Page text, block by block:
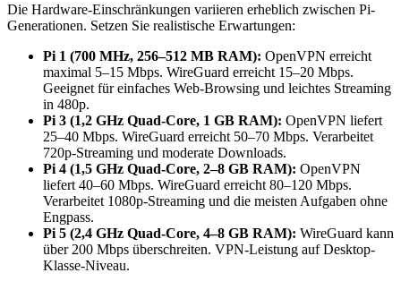
Die Hardware-Einschränkungen variieren erheblich zwischen Pi-
Generationen. Setzen Sie realistische Erwartungen:
Pi 1 (700 MHz, 256–512 MB RAM): OpenVPN erreicht
maximal 5–15 Mbps. WireGuard erreicht 15–20 Mbps.
Geeignet für einfaches Web-Browsing und leichtes Streaming
in 480p.
Pi 3 (1,2 GHz Quad-Core, 1 GB RAM): OpenVPN liefert
25–40 Mbps. WireGuard erreicht 50–70 Mbps. Verarbeitet
720p-Streaming und moderate Downloads.
Pi 4 (1,5 GHz Quad-Core, 2–8 GB RAM): OpenVPN
liefert 40–60 Mbps. WireGuard erreicht 80–120 Mbps.
Verarbeitet 1080p-Streaming und die meisten Aufgaben ohne
Engpass.
Pi 5 (2,4 GHz Quad-Core, 4–8 GB RAM): WireGuard kann
über 200 Mbps überschreiten. VPN-Leistung auf Desktop-
Klasse-Niveau.